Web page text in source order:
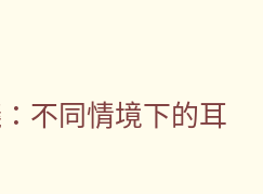
不同情境下的耳